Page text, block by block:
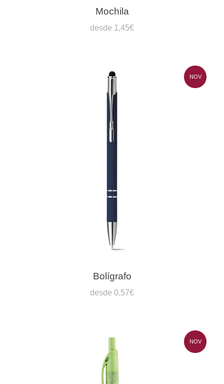
Mochila
desde 1,45€
NOV
Bolígrafo
desde 0,57€
NOV